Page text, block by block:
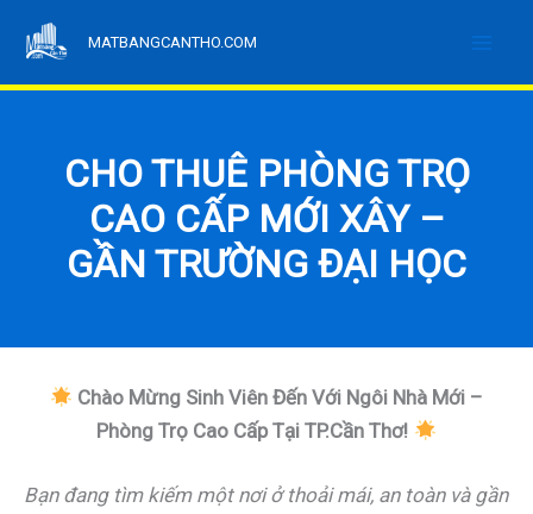
nội
MATBANGCANTHO.COM
CHO THUÊ PHÒNG TRỌ
CAO CẤP MỚI XÂY –
GẦN TRƯỜNG ĐẠI HỌC
Chào Mừng Sinh Viên Đến Với Ngôi Nhà Mới –
Phòng Trọ Cao Cấp Tại TP.Cần Thơ!
Bạn đang tìm kiếm một nơi ở thoải mái, an toàn và gần